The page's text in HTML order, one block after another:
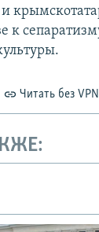
к
Читать без VPN